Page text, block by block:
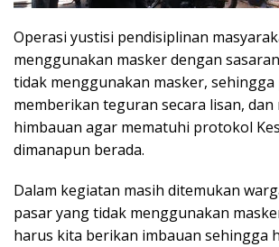
Operasi yustisi pendisiplinan
menggunakan masker dengan
tidak menggunakan masker,
memberikan teguran secara lisan,
himbauan agar mematuhi protokol
dimanapun berada.
Dalam kegiatan masih ditemukan
pasar yang tidak menggunakan
harus kita berikan imbauan sehingga